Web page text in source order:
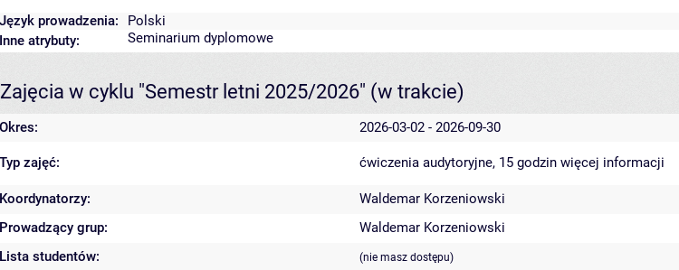
Język prowadzenia:
Polski
Inne atrybuty:
Seminarium dyplomowe
Zajęcia w cyklu "Semestr letni 2025/2026" (w trakcie)
Okres: 2026-03-02 - 2026-09-30
Typ zajęć: ćwiczenia audytoryjne, 15 godzin więcej informacji
Koordynatorzy:
Waldemar Korzeniowski
Prowadzący grup:
Waldemar Korzeniowski
Lista studentów:
(nie masz dostępu)